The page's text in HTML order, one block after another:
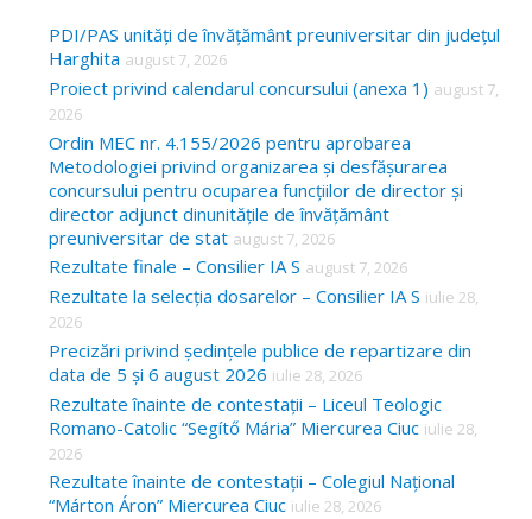
c
h
f
o
r
PDI/PAS unități de învățământ preuniversitar din județul
Harghita august 7, 2026
Proiect privind calendarul concursului (anexa 1) august 7,
2026
Ordin MEC nr. 4.155/2026 pentru aprobarea
Metodologiei privind organizarea și desfășurarea
concursului pentru ocuparea funcțiilor de director și
director adjunct dinunitățile de învățământ
preuniversitar de stat august 7, 2026
Rezultate finale – Consilier IA S august 7, 2026
Rezultate la selecția dosarelor – Consilier IA S iulie 28,
2026
Precizări privind ședințele publice de repartizare din
data de 5 și 6 august 2026 iulie 28, 2026
Rezultate înainte de contestații – Liceul Teologic
Romano-Catolic “Segítő Mária” Miercurea Ciuc iulie 28,
2026
Rezultate înainte de contestații – Colegiul Național
“Márton Áron” Miercurea Ciuc iulie 28, 2026